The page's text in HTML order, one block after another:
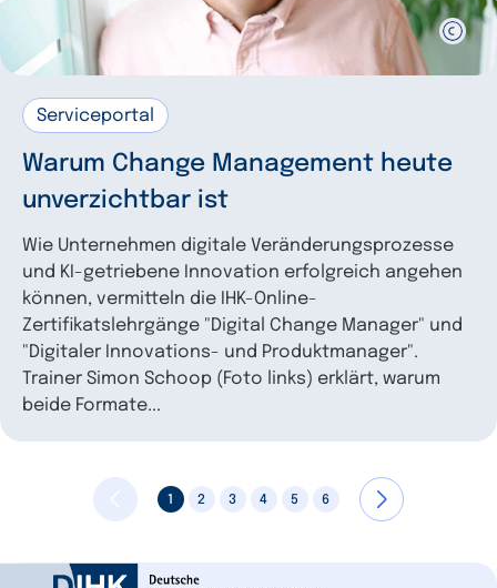
Serviceportal
Warum Change Management heute
unverzichtbar ist
Wie Unternehmen digitale Veränderungsprozesse
und KI-getriebene Innovation erfolgreich angehen
können, vermitteln die IHK-Online-
Zertifikatslehrgänge "Digital Change Manager" und
"Digitaler Innovations- und Produktmanager".
Trainer Simon Schoop (Foto links) erklärt, warum
beide Formate...
1 2 3 4 5 6